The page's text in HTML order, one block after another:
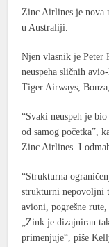
Zinc Airlines je nova
u Australiji.
Njen vlasnik je
neuspeha sličnih
Tiger Airways,
“Svaki neuspeh je
od samog početka”,
Zinc Airlines. I
“Strukturna
strukturni nepovoljni
avioni, pogrešne
„Zink je dizajniran
primenjuje“, piše